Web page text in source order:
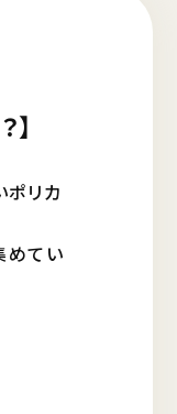
ポリカ
めてい